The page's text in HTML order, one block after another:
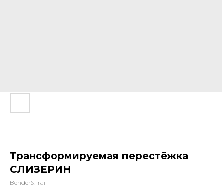
Трансформируемая перестёжка
СЛИЗЕРИН
Bender&Frai